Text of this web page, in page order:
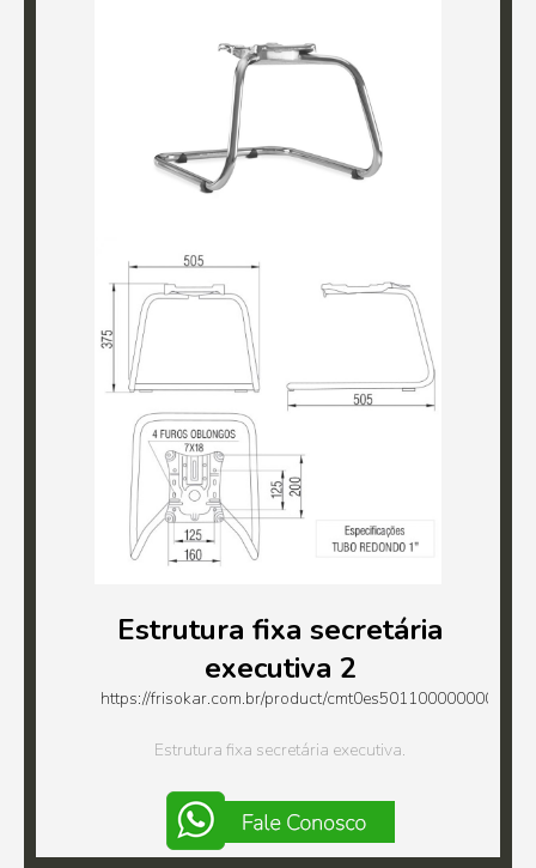
Estrutura fixa secretária
executiva 2
https://frisokar.com.br/product/
Estrutura fixa secretária executiva.